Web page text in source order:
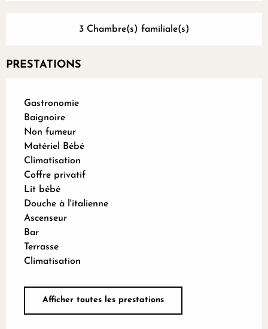
3 Chambre(s) familiale(s)
PRESTATIONS
Gastronomie
Baignoire
Non fumeur
Matériel Bébé
Climatisation
Coffre privatif
Lit bébé
Douche à l'italienne
Ascenseur
Bar
Terrasse
Climatisation
Afficher toutes les prestations